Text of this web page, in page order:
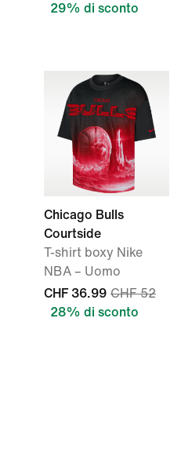
29% di sconto
Chicago Bulls
Courtside
T-shirt boxy Nike
NBA – Uomo
CHF 36.99 CHF 52
28% di sconto